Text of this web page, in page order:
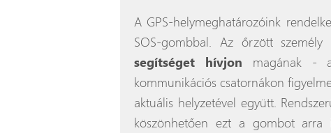
A GPS-helymeghatározóink
SOS-gombbal. Az őrzött személy
segítséget hívjon magának -
kommunikációs csatornákon
aktuális helyzetével együtt.
köszönhetően ezt a gombot arra